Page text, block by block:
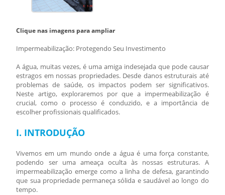
Clique nas imagens para ampliar
Impermeabilização: Protegendo Seu Investimento
A água, muitas vezes, é uma amiga indesejada que pode causar
estragos em nossas propriedades. Desde danos estruturais até
problemas de saúde, os impactos podem ser significativos.
Neste artigo, exploraremos por que a impermeabilização é
crucial, como o processo é conduzido, e a importância de
escolher profissionais qualificados.
I. INTRODUÇÃO
Vivemos em um mundo onde a água é uma força constante,
podendo ser uma ameaça oculta às nossas estruturas. A
impermeabilização emerge como a linha de defesa, garantindo
que sua propriedade permaneça sólida e saudável ao longo do
tempo.